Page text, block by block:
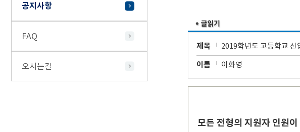
공지사항
FAQ
오시는길
제목
2019학년도 고등학교 신
이름
이화영
모든 전형의 지원자 인원